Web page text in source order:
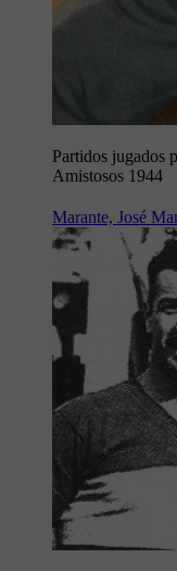
Partidos jugados
Amistosos 1944
Marante, José